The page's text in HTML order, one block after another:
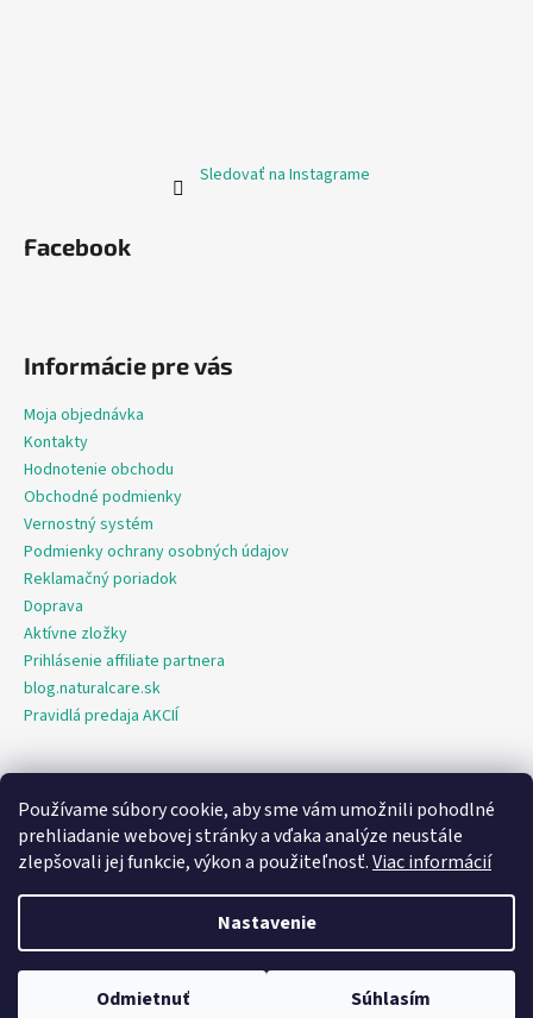
Používame súbory cookie, aby sme vám umožnili pohodlné
prehliadanie webovej stránky a vďaka analýze neustále
zlepšovali jej funkcie, výkon a použiteľnosť.Viac informácií
Nastavenie
Odmietnuť Súhlasím
Sledovať na Instagrame
Facebook
Informácie pre vás
Moja objednávka
Kontakty
Hodnotenie obchodu
Obchodné podmienky
Vernostný systém
Podmienky ochrany osobných údajov
Reklamačný poriadok
Doprava
Aktívne zložky
Prihlásenie affiliate partnera
blog.naturalcare.sk
Pravidlá predaja AKCIÍ
O marketing sa nám stará digitálna agentúra Consultee
Vytvoril Shoptet
NaturalCare.sk. Všetky práva vyhradené.
nastavenie cookies